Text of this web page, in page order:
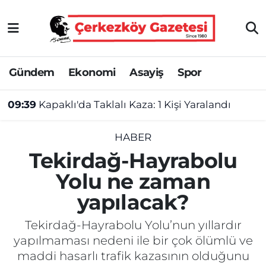
Gündem Ekonomi Asayiş Spor
09:39 Kapaklı'da Taklalı Kaza: 1 Kişi Yaralandı
HABER
Tekirdağ-Hayrabolu
Yolu ne zaman
yapılacak?
Tekirdağ-Hayrabolu Yolu’nun yıllardır
yapılmaması nedeni ile bir çok ölümlü ve
maddi hasarlı trafik kazasının olduğunu
Asayiş
Ekonomi
Gündem
Kültür&Sanat
SAĞLIK
Spor
Tekirdağ Nöbetçi Eczaneler
Tekirdağ Hava Durumu
Tekirdağ Namaz Vakitleri
Tekirdağ Trafik Yoğunluk Haritası
Süper Lig Puan Durumu ve Fikstür
Tüm Manşetler
Son Dakika Haberleri
Haber Arşivi